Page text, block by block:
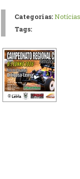
Categorias:
Tags: